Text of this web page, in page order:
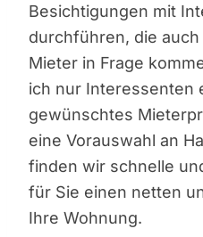
Besichtigungen mit
durchführen, die
Mieter in Frage
ich nur Interessenten
gewünschtes
eine Vorauswahl an
finden wir schnelle
für Sie einen netten
Ihre Wohnung.